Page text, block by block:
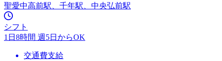
聖愛中高前駅、千年駅、中央弘前駅
シフト
1日8時間 週5日からOK
交通費支給